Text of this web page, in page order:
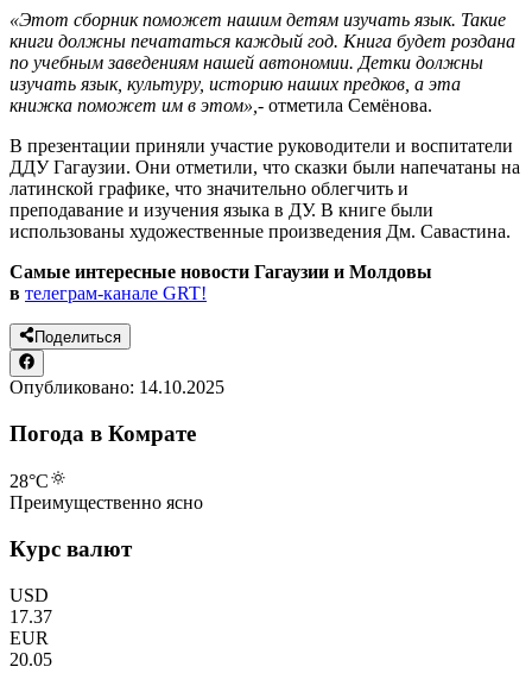
«Этот сборник поможет нашим детям изучать язык. Такие
книги должны печататься каждый год. Книга будет роздана
по учебным заведениям нашей автономии. Детки должны
изучать язык, культуру, историю наших предков, а эта
книжка поможет им в этом»,- отметила Семёнова.
В презентации приняли участие руководители и воспитатели
ДДУ Гагаузии. Они отметили, что сказки были напечатаны на
латинской графике, что значительно облегчить и
преподавание и изучения языка в ДУ. В книге были
использованы художественные произведения Дм. Савастина.
Самые интересные новости Гагаузии и Молдовы
в телеграм-канале GRT!
Поделиться
Опубликовано: 14.10.2025
Погода в Комрате
28°C
Преимущественно ясно
Курс валют
USD
17.37
EUR
20.05